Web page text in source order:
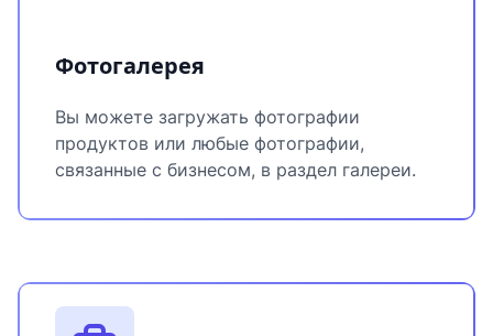
Фотогалерея
Вы можете загружать фотографии
продуктов или любые фотографии,
связанные с бизнесом, в раздел галереи.